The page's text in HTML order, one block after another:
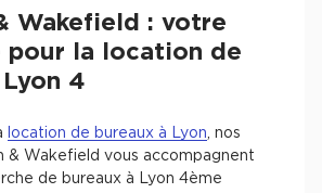
Wakefield : votre
pour la location de
4
location de bureaux à Lyon, nos
& Wakefield vous accompagnent
de bureaux à Lyon 4ème